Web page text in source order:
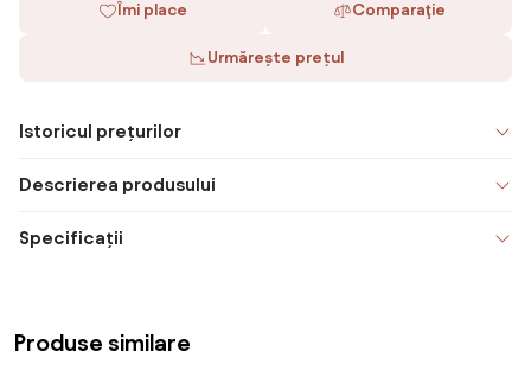
Îmi place Comparaţie
Urmărește prețul
Istoricul prețurilor
Descrierea produsului
Specificații
Produse similare